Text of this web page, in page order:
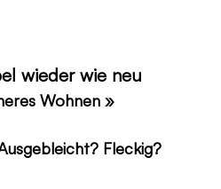
wieder wie neu
Wohnen »
Fleckig?